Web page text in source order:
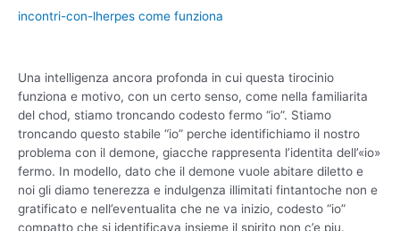
incontri-con-lherpes come funziona
Una intelligenza ancora profonda in cui questa tirocinio
funziona e motivo, con un certo senso, come nella familiarita
del chod, stiamo troncando codesto fermo “io”. Stiamo
troncando questo stabile “io” perche identifichiamo il nostro
problema con il demone, giacche rappresenta l’identita dell’«io»
fermo. In modello, dato che il demone vuole abitare diletto e
noi gli diamo tenerezza e indulgenza illimitati fintantoche non e
gratificato e nell’eventualita che ne va inizio, codesto “io”
compatto che si identificava insieme il spirito non c’e piu.